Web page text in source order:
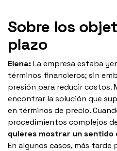
Sobre los
plazo
Elena: La empresa estaba
términos financieros; sin
presión para reducir costos.
encontrar la solución que
en términos de precio.
procedimientos complejos
quieres mostrar un sentido
En algunos casos, más